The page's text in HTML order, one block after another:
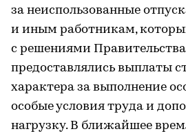
за неиспользованные
и иным работникам,
с решениями
предоставлялись выплаты
характера за выполнение
особые условия труда и
нагрузку. В ближайшее